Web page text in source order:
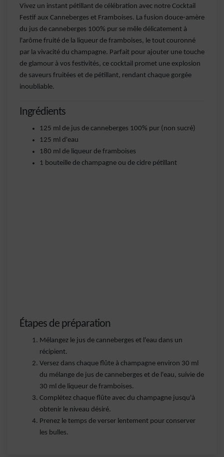
Vivez un instant pétillant de célébration avec notre Cocktail
Festif aux Canneberges et Framboises. La fusion douce-amère
du jus de canneberges 100% pur se mêle délicatement à
l'arôme fruité de la liqueur de framboises, le tout couronné
par la vivacité du champagne. Parfait pour ajouter une touche
de glamour à vos festivités, ce cocktail promet une explosion
de saveurs fruitées et de pétillant, rendant chaque gorgée
inoubliable.
Ingrédients
125 ml de jus de canneberges 100% pur (non sucré)
125 ml d'eau
180 ml de liqueur de framboises
1 bouteille de champagne ou de cidre pétillant
Étapes de préparation
Mélangez le jus de canneberges et l'eau dans un
récipient.
Versez dans chaque flûte à champagne environ 30 ml
du mélange de jus de canneberges et de l'eau, suivie de
30 ml de liqueur de framboises.
Complétez chaque flûte avec du champagne jusqu'à
obtenir le niveau désiré.
Prenez le temps de verser lentement pour conserver
les bulles.